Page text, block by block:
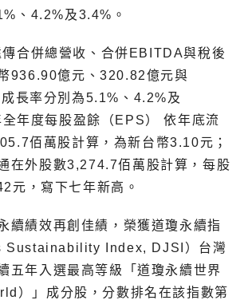
、4.2%及3.4%。
合併總營收、合併EBITDA與稅後
936.90億元、320.82億元與
長率分別為5.1%、4.2%及
年度每股盈餘（EPS） 依年底流
佰萬股計算，為新台幣3.10元；
在外股數3,274.7佰萬股計算，每股
元，寫下七年新高。
續績效再創佳績，榮獲道瓊永續指
Sustainability Index, DJSI）台灣
五年入選最高等級「道瓊永續世界
）」成分股，分數排名在該指數第